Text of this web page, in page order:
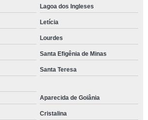
Lagoa dos Ingleses
Letícia
Lourdes
Santa Efigênia de Minas
Santa Teresa
Aparecida de Goiânia
Cristalina